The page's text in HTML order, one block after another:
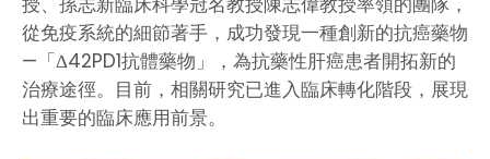
從免疫系統的細節著手，成功發現一種創新的抗癌藥物
—「Δ42PD1抗體藥物」，為抗藥性肝癌患者開拓新的
治療途徑。目前，相關研究已進入臨床轉化階段，展現
出重要的臨床應用前景。